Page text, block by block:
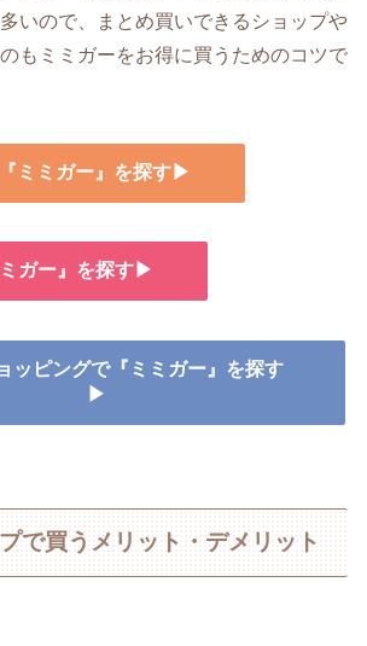
いので、まとめ買いできるショップや
もミミガーをお得に買うためのコツで
ミミガー』を探す▶
ガー』を探す▶
ッピングで『ミミガー』を探す
▶
で買うメリット・デメリット